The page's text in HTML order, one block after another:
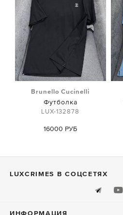
Brunello Cucinelli
Футболка
LUX-132878
16000 РУБ
LUXСRIMES В СОЦСЕТЯХ
ИНФОРМАЦИЯ